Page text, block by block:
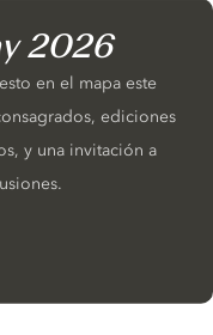
2026
en el mapa este
ediciones
y una invitación a